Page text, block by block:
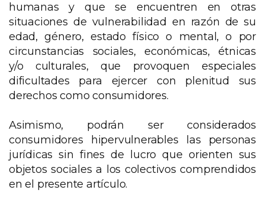
humanas y que se encuentren en otras
situaciones de vulnerabilidad en razón de su
edad, género, estado físico o mental, o por
circunstancias sociales, económicas, étnicas
y/o culturales, que provoquen especiales
dificultades para ejercer con plenitud sus
derechos como consumidores.
Asimismo, podrán ser considerados
consumidores hipervulnerables las personas
jurídicas sin fines de lucro que orienten sus
objetos sociales a los colectivos comprendidos
en el presente artículo.